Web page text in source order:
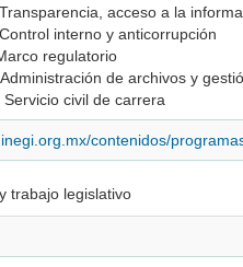
acceso a la
interno y anticorrupción
regulatorio
de archivos y
Servicio civil de carrera
contenidos/
trabajo legislativo